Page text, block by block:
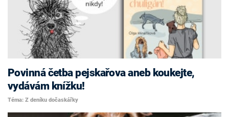
Povinná četba pejskařova aneb koukejte,
vydávám knížku!
Téma: Z deníku dočaskářky